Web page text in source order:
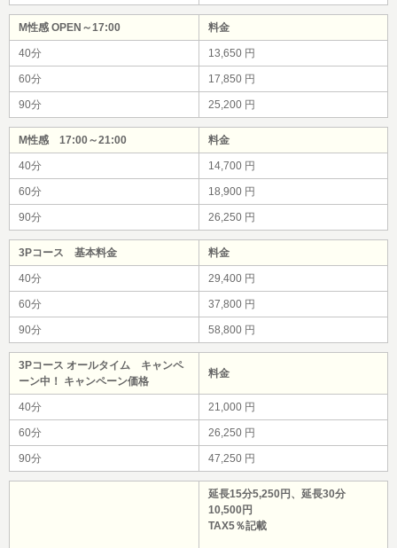
M性感 OPEN～17:00 料金
40分 13,650 円
60分 17,850 円
90分 25,200 円
M性感 17:00～21:00 料金
40分 14,700 円
60分 18,900 円
90分 26,250 円
3Pコース 基本料金 料金
40分 29,400 円
60分 37,800 円
90分 58,800 円
3Pコース オールタイム キャンペ
ーン中！ キャンペーン価格
料金
40分 21,000 円
60分 26,250 円
90分 47,250 円
延長15分5,250円、延長30分
10,500円
TAX5％記載